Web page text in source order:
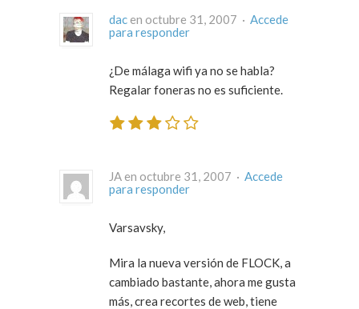
dac en octubre 31, 2007 · Accede
para responder
¿De málaga wifi ya no se habla?
Regalar foneras no es suficiente.
JA en octubre 31, 2007 · Accede
para responder
Varsavsky,
Mira la nueva versión de FLOCK, a
cambiado bastante, ahora me gusta
más, crea recortes de web, tiene